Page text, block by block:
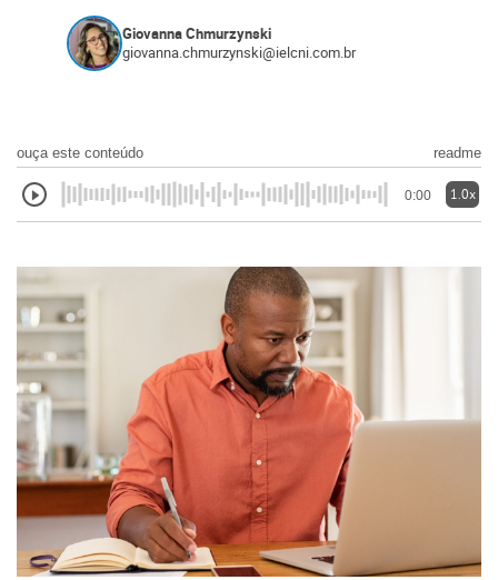
Giovanna Chmurzynski
giovanna.chmurzynski@ielcni.com.br
ouça este conteúdo readme
0:00 1.0x